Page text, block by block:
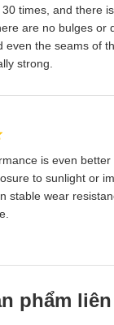
times, and there
are no bulges or
even the seams of
strong.
is even
to sunlight or
stable wear
phẩm